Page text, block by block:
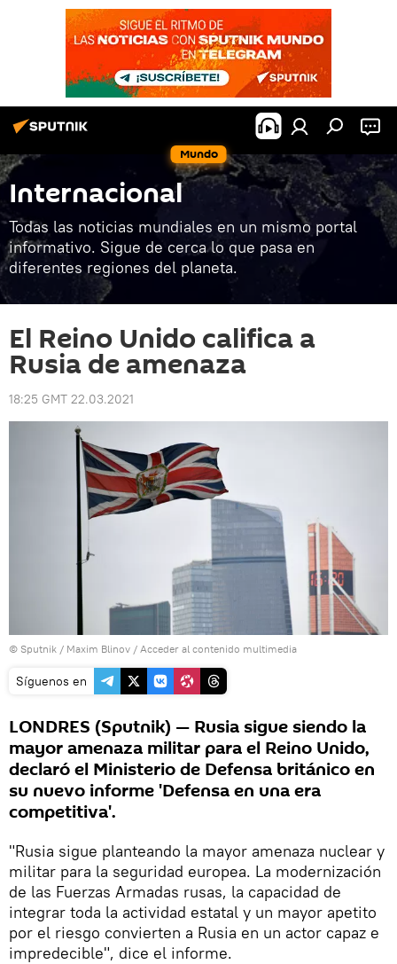
Mundo
Internacional
Todas las noticias mundiales en un mismo portal
informativo. Sigue de cerca lo que pasa en
diferentes regiones del planeta.
El Reino Unido califica a
Rusia de amenaza
18:25 GMT 22.03.2021
© Sputnik / Maxim Blinov / Acceder al contenido multimedia
Síguenos en
LONDRES (Sputnik) — Rusia sigue siendo la
mayor amenaza militar para el Reino Unido,
declaró el Ministerio de Defensa británico en
su nuevo informe 'Defensa en una era
competitiva'.
"Rusia sigue planteando la mayor amenaza nuclear y
militar para la seguridad europea. La modernización
de las Fuerzas Armadas rusas, la capacidad de
integrar toda la actividad estatal y un mayor apetito
por el riesgo convierten a Rusia en un actor capaz e
impredecible", dice el informe.